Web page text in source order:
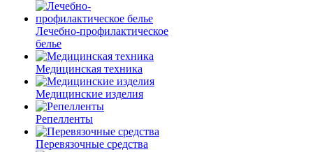
Лечебно-профилактическое
белье
Медицинская техника
Медицинские изделия
Репелленты
Перевязочные средства